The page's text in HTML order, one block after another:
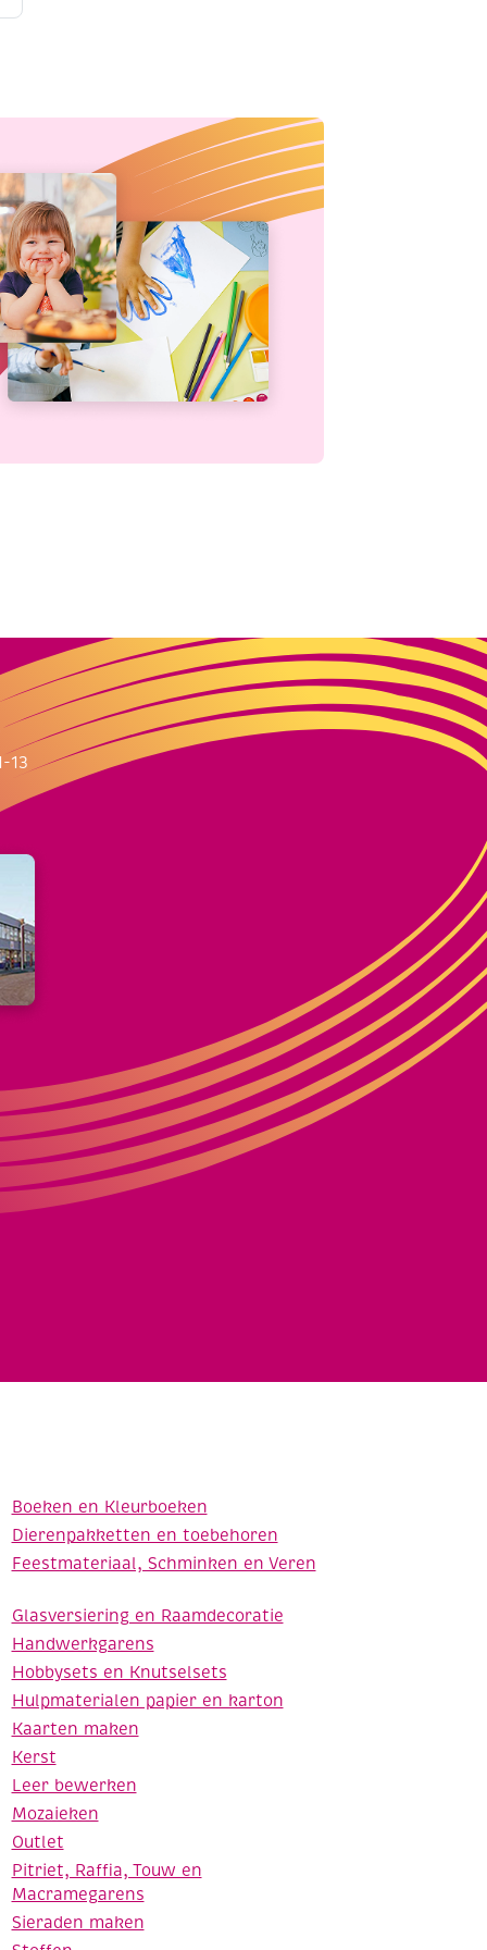
13
Boeken en Kleurboeken
Dierenpakketten en toebehoren
Feestmateriaal, Schminken en Veren
Glasversiering en Raamdecoratie
Handwerkgarens
Hobbysets en Knutselsets
Hulpmaterialen papier en karton
Kaarten maken
Kerst
Leer bewerken
Mozaieken
Outlet
Pitriet, Raffia, Touw en
Macramegarens
Sieraden maken